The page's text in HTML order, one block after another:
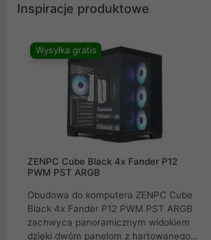
Inspiracje produktowe
Wysyłka gratis
ZENPC Cube Black 4x Fander P12
PWM PST ARGB
Obudowa do komputera ZENPC Cube
Black 4x Fander P12 PWM PST ARGB
zachwyca panoramicznym widokiem
dzięki dwóm panelom z hartowanego